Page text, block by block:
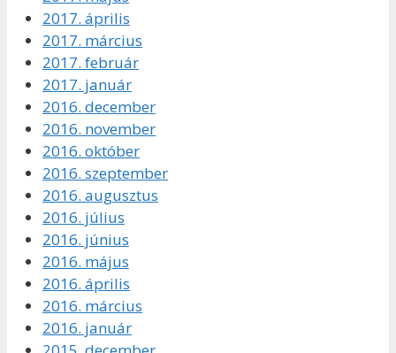
2017. április
2017. március
2017. február
2017. január
2016. december
2016. november
2016. október
2016. szeptember
2016. augusztus
2016. július
2016. június
2016. május
2016. április
2016. március
2016. január